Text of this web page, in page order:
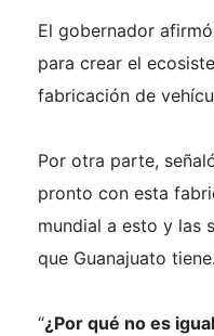
El gobernador
para crear el
fabricación de
Por otra parte,
pronto con esta
mundial a esto y las
que Guanajuato tiene.
“¿Por qué no es